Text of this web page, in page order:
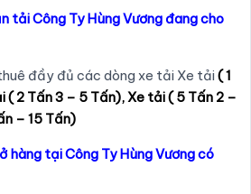
tải Công Ty Hùng Vương đang cho
đầy đủ các dòng xe tải Xe tải( 1
( 2 Tấn 3 – 5 Tấn), Xe tải ( 5 Tấn 2 –
– 15 Tấn)
hàng tại Công Ty Hùng Vương có